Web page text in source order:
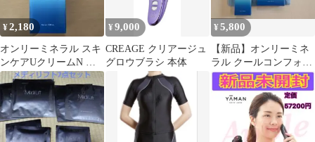
¥2,180
オンリーミネラル スキ
ンケアUクリームN ク
ールコンフォート
EX01 クリア
¥9,000
CREAGE クリアージュ
グロウブラシ 本体
¥5,800
【新品】オンリーミネ
ラル クールコンフォー
トコフレ（BBクリー
ム）+UVパウダー